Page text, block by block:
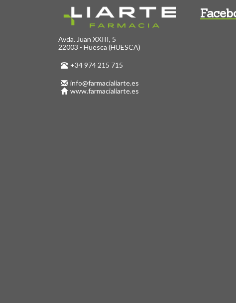
Avda. Juan XXIII, 5
22003 - Huesca (HUESCA)
+34 974 215 715
info@farmacialiarte.es
www.farmacialiarte.es